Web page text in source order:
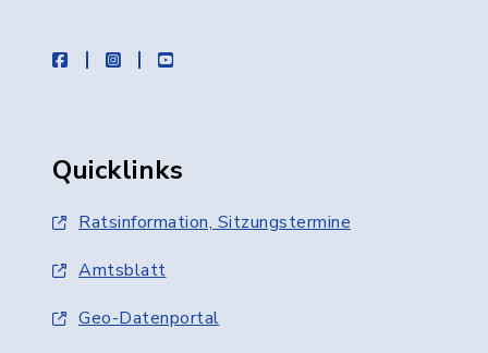
facebookinstagramyoutube
Quicklinks
Ratsinformation, Sitzungstermine
Amtsblatt
Geo-Datenportal